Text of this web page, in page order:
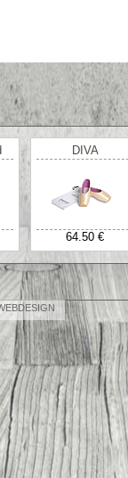
DIVA
64.50 €